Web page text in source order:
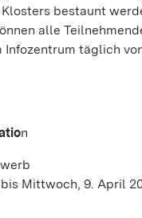
bestaunt
alle
Infozentrum täglich
n
Mittwoch, 9. April